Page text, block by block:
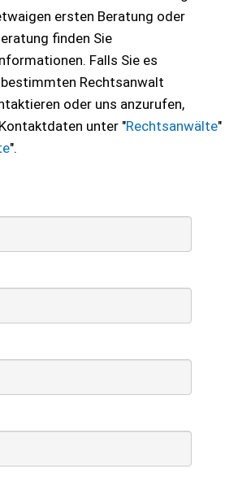
ersten Beratung oder
finden Sie
Falls Sie es
Rechtsanwalt
oder uns anzurufen,
unter "Rechtsanwälte"
".